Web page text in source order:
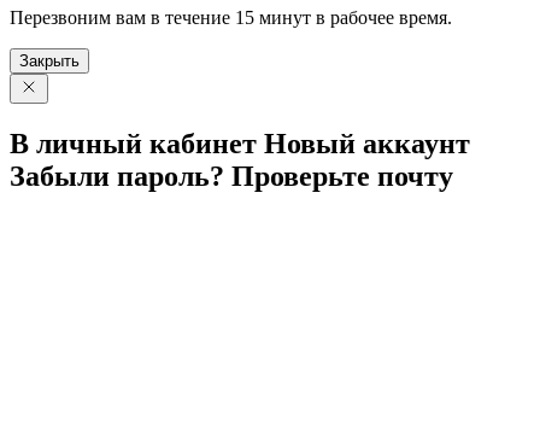
Перезвоним вам в течение 15 минут в рабочее время.
Закрыть
В личный кабинет Новый аккаунт
Забыли пароль? Проверьте почту